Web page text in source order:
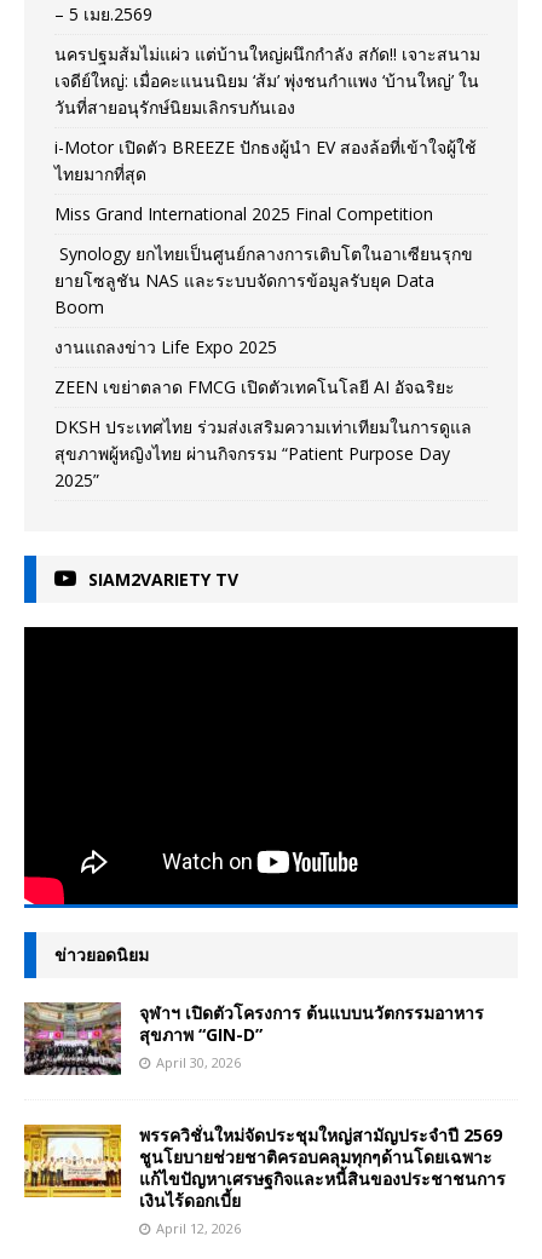
– 5 เมย.2569
นครปฐมส้มไม่แผ่ว แต่บ้านใหญ่ผนึกกำลัง สกัด!! เจาะสนาม
เจดีย์ใหญ่: เมื่อคะแนนนิยม ‘ส้ม’ พุ่งชนกำแพง ‘บ้านใหญ่’ ใน
วันที่สายอนุรักษ์นิยมเลิกรบกันเอง
i-Motor เปิดตัว BREEZE ปักธงผู้นำ EV สองล้อที่เข้าใจผู้ใช้
ไทยมากที่สุด
Miss Grand International 2025 Final Competition
Synology ยกไทยเป็นศูนย์กลางการเติบโตในอาเซียนรุกข
ยายโซลูชัน NAS และระบบจัดการข้อมูลรับยุค Data
Boom
งานแถลงข่าว Life Expo 2025
ZEEN เขย่าตลาด FMCG เปิดตัวเทคโนโลยี AI อัจฉริยะ
DKSH ประเทศไทย ร่วมส่งเสริมความเท่าเทียมในการดูแล
สุขภาพผู้หญิงไทย ผ่านกิจกรรม “Patient Purpose Day
2025”
SIAM2VARIETY TV
ข่าวยอดนิยม
จุฬาฯ เปิดตัวโครงการ ต้นแบบนวัตกรรมอาหาร
สุขภาพ “GIN-D”
April 30, 2026
พรรควิชั่นใหม่จัดประชุมใหญ่สามัญประจำปี 2569
ชูนโยบายช่วยชาติครอบคลุมทุกๆด้านโดยเฉพาะ
แก้ไขปัญหาเศรษฐกิจและหนี้สินของประชาชนการ
เงินไร้ดอกเบี้ย
April 12, 2026